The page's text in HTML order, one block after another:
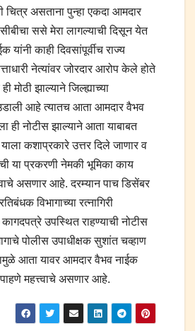
चित्र असताना पुन्हा एकदा आमदार
ससे मेरा लागल्याची दिसून येत
काही दिवसांपूर्वीच राज्य
नेत्यांवर जोरदार आरोप केले होते
मोठी झाल्याने जिल्ह्याच्या
आहे त्यातच आता आमदार वैभव
ही नोटीस झाल्याने आता याबाबत
याला कशाप्रकारे उत्तर दिले जाणार व
या प्रकरणी नेमकी भूमिका काय
असणार आहे. दरम्यान पाच डिसेंबर
विभागाच्या रत्नागिरी
उपस्थित राहण्याची नोटीस
पोलीस उपाधीक्षक सुशांत चव्हाण
आता यावर आमदार वैभव नाईक
महत्त्वाचे असणार आहे.